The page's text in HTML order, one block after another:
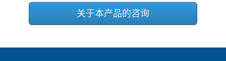
关于本产品的咨询